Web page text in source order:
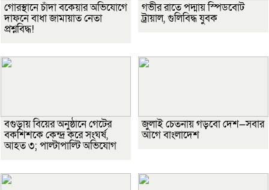
গোরস্থানে চাঁদা বকেয়ার অভিযোগে
দাফনে বাধা জামায়াত নেতা
প্রশ্নবিদ্ধ!
গভীর রাতে পদ্মায় স্পিডবোট
ট্রায়াল, গুলিবিদ্ধ যুবক
বগুড়ায় বিয়ের অনুষ্ঠানে গেটের
বকশিশকে কেন্দ্র করে সংঘর্ষ,
আহত ৩; পাল্টাপাল্টি অভিযোগ
জুলাই চেতনায় গড়বো দেশ—সবার
আগে বাংলাদেশ